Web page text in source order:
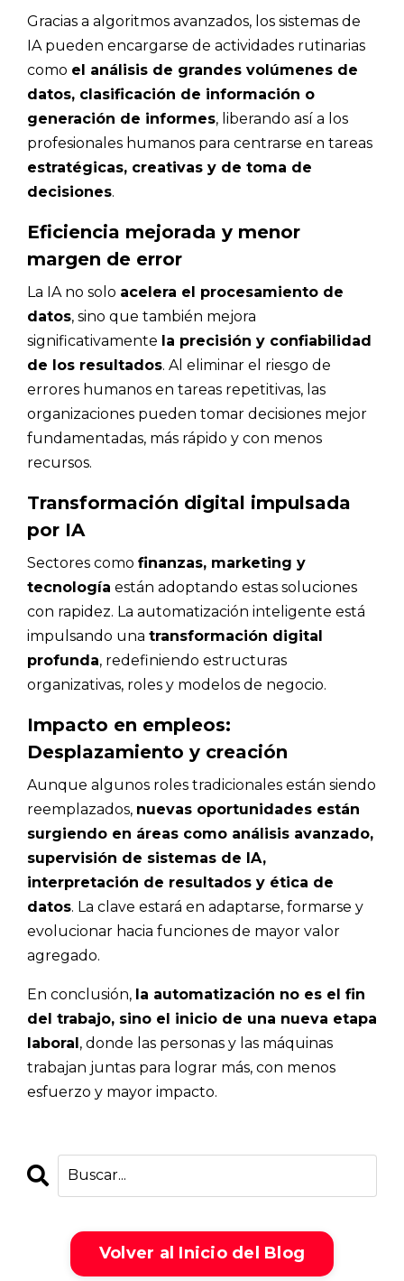
Gracias a algoritmos avanzados, los sistemas de
IA pueden encargarse de actividades rutinarias
como el análisis de grandes volúmenes de
datos, clasificación de información o
generación de informes, liberando así a los
profesionales humanos para centrarse en tareas
estratégicas, creativas y de toma de
decisiones.
Eficiencia mejorada y menor
margen de error
La IA no solo acelera el procesamiento de
datos, sino que también mejora
significativamente la precisión y confiabilidad
de los resultados. Al eliminar el riesgo de
errores humanos en tareas repetitivas, las
organizaciones pueden tomar decisiones mejor
fundamentadas, más rápido y con menos
recursos.
Transformación digital impulsada
por IA
Sectores como finanzas, marketing y
tecnología están adoptando estas soluciones
con rapidez. La automatización inteligente está
impulsando una transformación digital
profunda, redefiniendo estructuras
organizativas, roles y modelos de negocio.
Impacto en empleos:
Desplazamiento y creación
Aunque algunos roles tradicionales están siendo
reemplazados, nuevas oportunidades están
surgiendo en áreas como análisis avanzado,
supervisión de sistemas de IA,
interpretación de resultados y ética de
datos. La clave estará en adaptarse, formarse y
evolucionar hacia funciones de mayor valor
agregado.
En conclusión, la automatización no es el fin
del trabajo, sino el inicio de una nueva etapa
laboral, donde las personas y las máquinas
trabajan juntas para lograr más, con menos
esfuerzo y mayor impacto.
Volver al Inicio del Blog